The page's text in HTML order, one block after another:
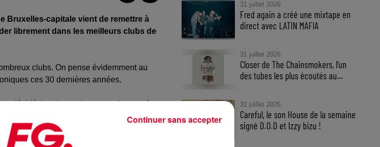
Bruxelles-capitale vient de remettre à
librement dans les meilleurs clubs de
clubs. On pense évidemment au
ces 30 dernières années.
décidé de relancer leur pass, inauguré
il vous donne accès à de nombreux
Mirano,leC12, la Cabane
présentation d’un
31 juillet 2026
Fred again a créé une mixtape en
direct avec LATIN MAFIA
31 juillet 2026
Closer de The Chainsmokers, l’un
des tubes les plus écoutés au...
31 juillet 2026
Careful, le son House de la semaine
signé D.O.D et Izzy bizu !
Continuer sans accepter